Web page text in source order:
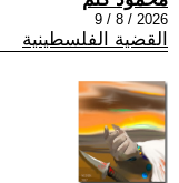
2026 / 8 / 9
القضية الفلسطينية